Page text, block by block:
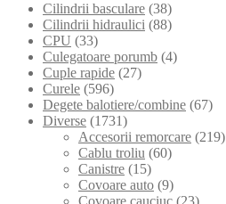
Cilindrii basculare (38)
Cilindrii hidraulici (88)
CPU (33)
Culegatoare porumb (4)
Cuple rapide (27)
Curele (596)
Degete balotiere/combine (67)
Diverse (1731)
Accesorii remorcare (219)
Cablu troliu (60)
Canistre (15)
Covoare auto (9)
Covoare cauciuc (23)